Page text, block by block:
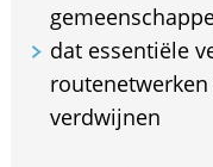
dat essentiële
verdwijnen